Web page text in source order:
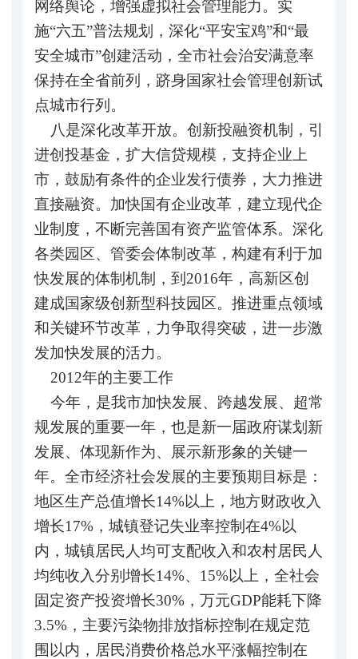
网络舆论，增强虚拟社会管理能力。实
施“六五”普法规划，深化“平安宝鸡”和“最
安全城市”创建活动，全市社会治安满意率
保持在全省前列，跻身国家社会管理创新试
点城市行列。
八是深化改革开放。创新投融资机制，引
进创投基金，扩大信贷规模，支持企业上
市，鼓励有条件的企业发行债券，大力推进
直接融资。加快国有企业改革，建立现代企
业制度，不断完善国有资产监管体系。深化
各类园区、管委会体制改革，构建有利于加
快发展的体制机制，到2016年，高新区创
建成国家级创新型科技园区。推进重点领域
和关键环节改革，力争取得突破，进一步激
发加快发展的活力。
2012年的主要工作
今年，是我市加快发展、跨越发展、超常
规发展的重要一年，也是新一届政府谋划新
发展、体现新作为、展示新形象的关键一
年。全市经济社会发展的主要预期目标是：
地区生产总值增长14%以上，地方财政收入
增长17%，城镇登记失业率控制在4%以
内，城镇居民人均可支配收入和农村居民人
均纯收入分别增长14%、15%以上，全社会
固定资产投资增长30%，万元GDP能耗下降
3.5%，主要污染物排放指标控制在规定范
围以内，居民消费价格总水平涨幅控制在